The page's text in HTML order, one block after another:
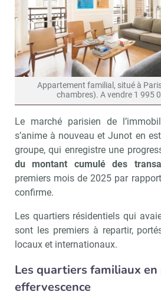
Appartement familial, situé à
chambres). A vendre 1 995
Le marché parisien de
s’anime à nouveau et Junot en
groupe, qui enregistre une
du montant cumulé des
premiers mois de 2025 par
confirme.
Les quartiers résidentiels qui
sont les premiers à repartir,
locaux et internationaux.
Les quartiers familiaux en
effervescence